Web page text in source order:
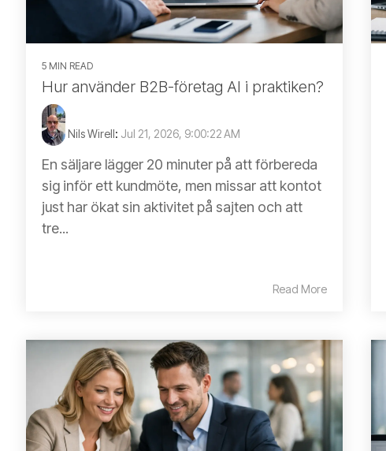
5 MIN READ
Hur använder B2B-företag AI i praktiken?
Nils Wirell: Jul 21, 2026, 9:00:22 AM
En säljare lägger 20 minuter på att förbereda
sig inför ett kundmöte, men missar att kontot
just har ökat sin aktivitet på sajten och att
tre...
Read More